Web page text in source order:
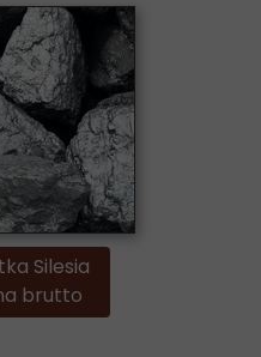
Silesia
brutto